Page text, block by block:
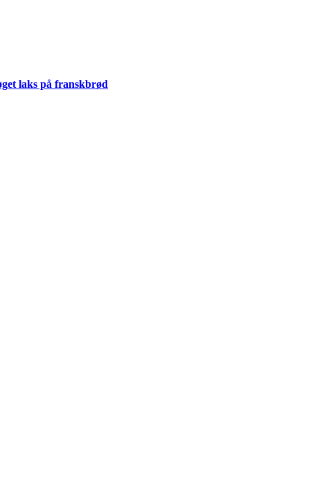
laks på franskbrød